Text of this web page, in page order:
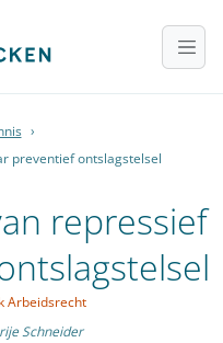
›
preventief ontslagstelsel
repressief
Arbeidsrecht
Schneider